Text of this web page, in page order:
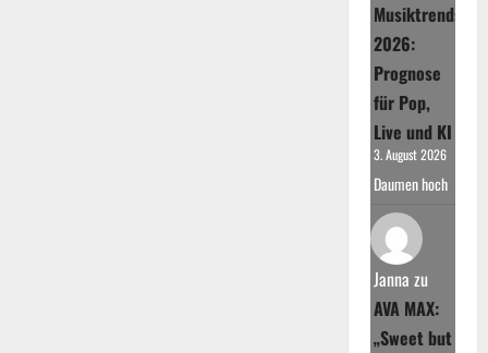
Musiktrends
2026:
Prognose
für Pop,
Live und KI
3. August 2026
Daumen hoch
Janna zu
AVA MAX:
„Sweet but